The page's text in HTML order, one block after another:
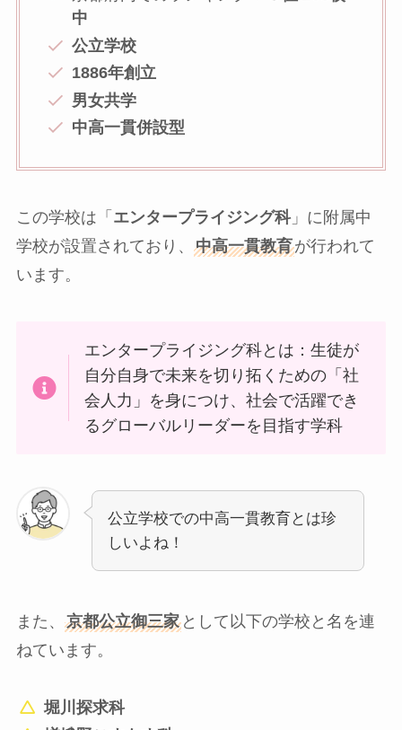
中
公立学校
1886年創立
男女共学
中高一貫併設型
この学校は「 エンタープライジング科」に附属中
学校が設置されており、 中高一貫教育が行われて
います。
エンタープライジング科とは：生徒が
自分自身で未来を切り拓くための「社
会人力」を身につけ、社会で活躍でき
るグローバルリーダーを目指す学科
公立学校での中高一貫教育とは珍
しいよね！
また、 京都公立御三家として以下の学校と名を連
ねています。
堀川探求科